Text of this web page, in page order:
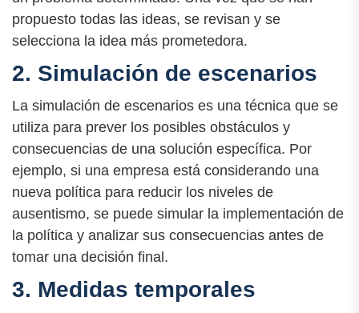
propuesto todas las ideas, se revisan y se
selecciona la idea más prometedora.
2. Simulación de escenarios
La simulación de escenarios es una técnica que se
utiliza para prever los posibles obstáculos y
consecuencias de una solución específica. Por
ejemplo, si una empresa está considerando una
nueva política para reducir los niveles de
ausentismo, se puede simular la implementación de
la política y analizar sus consecuencias antes de
tomar una decisión final.
3. Medidas temporales